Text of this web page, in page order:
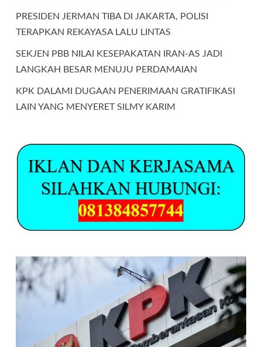
PRESIDEN JERMAN TIBA DI JAKARTA, POLISI
TERAPKAN REKAYASA LALU LINTAS
SEKJEN PBB NILAI KESEPAKATAN IRAN-AS JADI
LANGKAH BESAR MENUJU PERDAMAIAN
KPK DALAMI DUGAAN PENERIMAAN GRATIFIKASI
LAIN YANG MENYERET SILMY KARIM